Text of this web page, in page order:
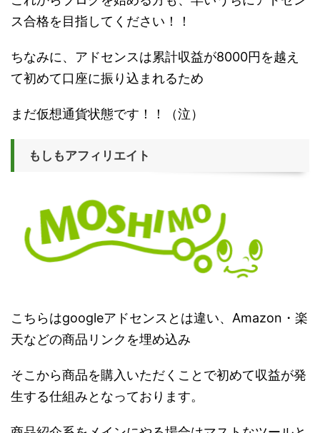
ス合格を目指してください！！
ちなみに、アドセンスは累計収益が8000円を越え
て初めて口座に振り込まれるため
まだ仮想通貨状態です！！（泣）
もしもアフィリエイト
こちらはgoogleアドセンスとは違い、Amazon・楽
天などの商品リンクを埋め込み
そこから商品を購入いただくことで初めて収益が発
生する仕組みとなっております。